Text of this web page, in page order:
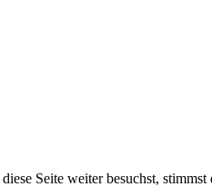
Seite weiter besuchst,